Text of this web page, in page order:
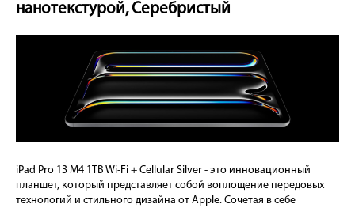
нанотекстурой, Серебристый
iPad Pro 13 M4 1TB Wi-Fi + Cellular Silver - это инновационный
планшет, который представляет собой воплощение передовых
технологий и стильного дизайна от Apple. Сочетая в себе